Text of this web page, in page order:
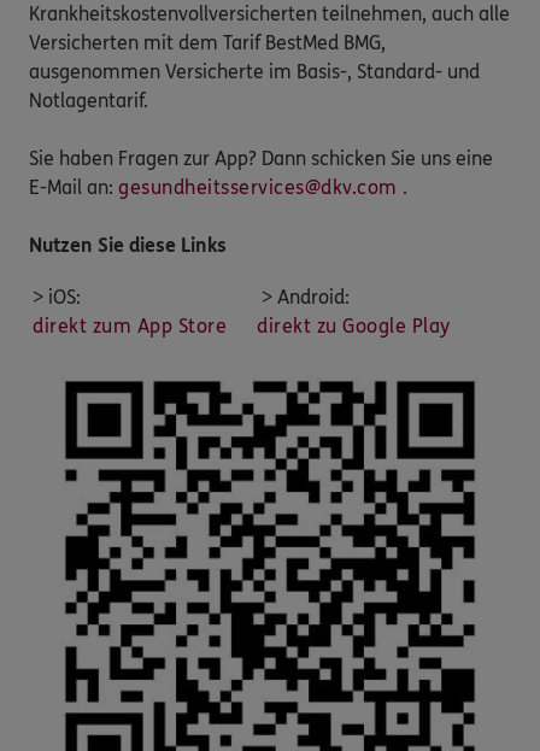
Krankheitskostenvollversicherten teilnehmen, auch alle
Versicherten mit dem Tarif BestMed BMG,
ausgenommen Versicherte im Basis-, Standard- und
Notlagentarif.
Sie haben Fragen zur App? Dann schicken Sie uns eine
E-Mail an: gesundheitsservices@dkv.com .
Nutzen Sie diese Links
> iOS:
direkt zum App Store
> Android:
direkt zu Google Play